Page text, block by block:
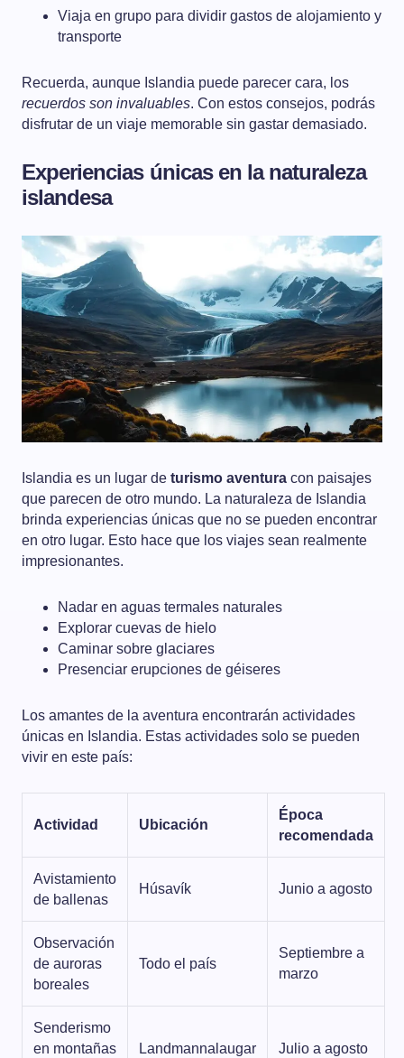
Viaja en grupo para dividir gastos de alojamiento y
transporte
Recuerda, aunque Islandia puede parecer cara, los
recuerdos son invaluables. Con estos consejos, podrás
disfrutar de un viaje memorable sin gastar demasiado.
Experiencias únicas en la naturaleza
islandesa
Islandia es un lugar de turismo aventura con paisajes
que parecen de otro mundo. La naturaleza de Islandia
brinda experiencias únicas que no se pueden encontrar
en otro lugar. Esto hace que los viajes sean realmente
impresionantes.
Nadar en aguas termales naturales
Explorar cuevas de hielo
Caminar sobre glaciares
Presenciar erupciones de géiseres
Los amantes de la aventura encontrarán actividades
únicas en Islandia. Estas actividades solo se pueden
vivir en este país:
Actividad Ubicación
Época
recomendada
Avistamiento
de ballenas
Húsavík Junio a agosto
Observación
de auroras
boreales
Todo el país
Septiembre a
marzo
Senderismo
en montañas
Landmannalaugar Julio a agosto